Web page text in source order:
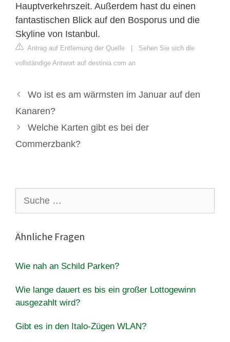
Hauptverkehrszeit. Außerdem hast du einen
fantastischen Blick auf den Bosporus und die
Skyline von Istanbul.
Antrag auf Entfernung der Quelle | Sehen Sie sich die
vollständige Antwort auf destinia.com an
Wo ist es am wärmsten im Januar auf den
Kanaren?
Welche Karten gibt es bei der
Commerzbank?
nach:
Ähnliche Fragen
Wie nah an Schild Parken?
Wie lange dauert es bis ein großer Lottogewinn
ausgezahlt wird?
Gibt es in den Italo-Zügen WLAN?